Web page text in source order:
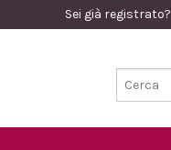
Sei già registrato?